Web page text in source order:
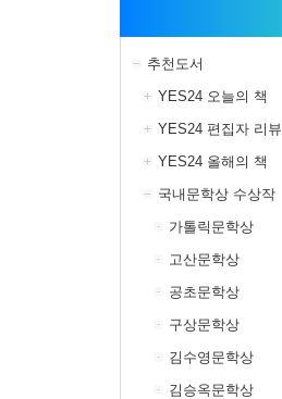
추천도서
YES24 오늘의 책
YES24 편집자 리뷰
YES24 올해의 책
국내문학상 수상작
가톨릭문학상
고산문학상
공초문학상
구상문학상
김수영문학상
김승옥문학상